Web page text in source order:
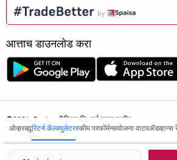
ओव्हरव्ह्यूरिटर्न कॅल्क्युलेटरस्कीम परफॉर्मन्सयोजना वाटपॲडव्हान्स
आत्ताच डाउनलोड करा
©2026, 5paisa कॅपिटल लि. सर्व हक्क राखीव.
आम्ही ISO 27001:2022 प्रमाणित आहोत.